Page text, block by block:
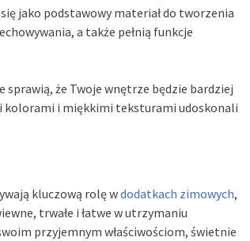
jako podstawowy materiał do tworzenia
a także pełnią funkcje
że Twoje wnętrze będzie bardziej
kolorami i miękkimi teksturami udoskonali
kluczową rolę wdodatkach zimowych,
trwałe i łatwe w utrzymaniu
przyjemnym właściwościom, świetnie